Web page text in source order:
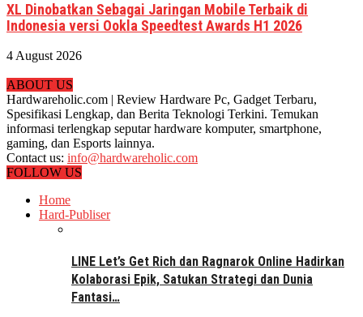
XL Dinobatkan Sebagai Jaringan Mobile Terbaik di
Indonesia versi Ookla Speedtest Awards H1 2026
4 August 2026
ABOUT US
Hardwareholic.com | Review Hardware Pc, Gadget Terbaru,
Spesifikasi Lengkap, dan Berita Teknologi Terkini. Temukan
informasi terlengkap seputar hardware komputer, smartphone,
gaming, dan Esports lainnya.
Contact us: info@hardwareholic.com
FOLLOW US
Home
Hard-Publiser
LINE Let’s Get Rich dan Ragnarok Online Hadirkan
Kolaborasi Epik, Satukan Strategi dan Dunia
Fantasi…